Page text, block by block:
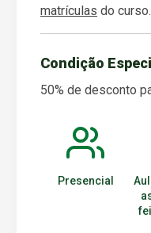
matrículas do curso.
Condição
50% de desconto
Presencial